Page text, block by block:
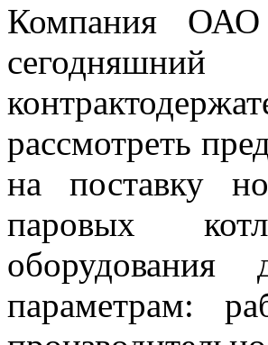
Компания ОАО
рассмотреть
на поставку
паровых
оборудования
параметрам: